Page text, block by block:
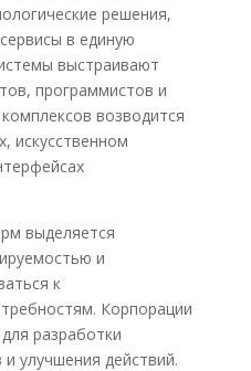
решения,
в единую
выстраивают
программистов и
возводится
искусственном
выделяется
и
к
Корпорации
разработки
улучшения действий.